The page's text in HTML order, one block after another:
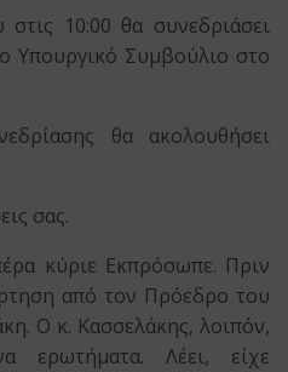
10:00 θα συνεδριάσει
Υπουργικό Συμβούλιο στο
θα ακολουθήσει
σας.
κύριε Εκπρόσωπε. Πριν
από τον Πρόεδρο του
Ο κ. Κασσελάκης, λοιπόν,
ερωτήματα. Λέει, είχε